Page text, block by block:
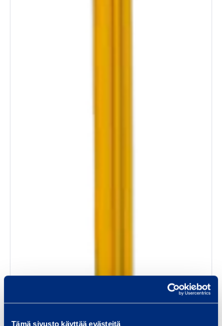
Tämä sivusto käyttää evästeitä